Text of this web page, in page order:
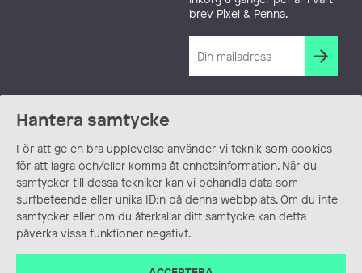
Hantera samtycke
För att ge en bra upplevelse använder vi teknik som cookies
för att lagra och/eller komma åt enhetsinformation. När du
samtycker till dessa tekniker kan vi behandla data som
surfbeteende eller unika ID:n på denna webbplats. Om du inte
samtycker eller om du återkallar ditt samtycke kan detta
påverka vissa funktioner negativt.
brev Pixel & Penna.